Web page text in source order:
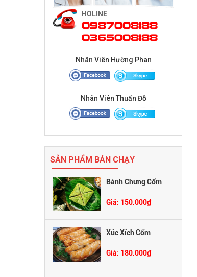
HOLINE
0987008188
0365008188
Nhân Viên Hường Phan
Nhân Viên Thuấn Đỗ
SẢN PHẨM BÁN CHẠY
Bánh Chưng Cốm
Giá: 150.000₫
Xúc Xích Cốm
Giá: 180.000₫